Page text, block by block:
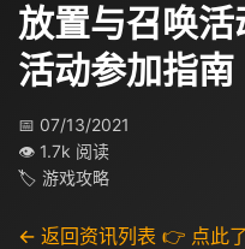
放置与召唤
活动参加指南
📅 07/13/2021
👁 1.7k 阅读
🏷 游戏攻略
← 返回资讯列表 👉 点此